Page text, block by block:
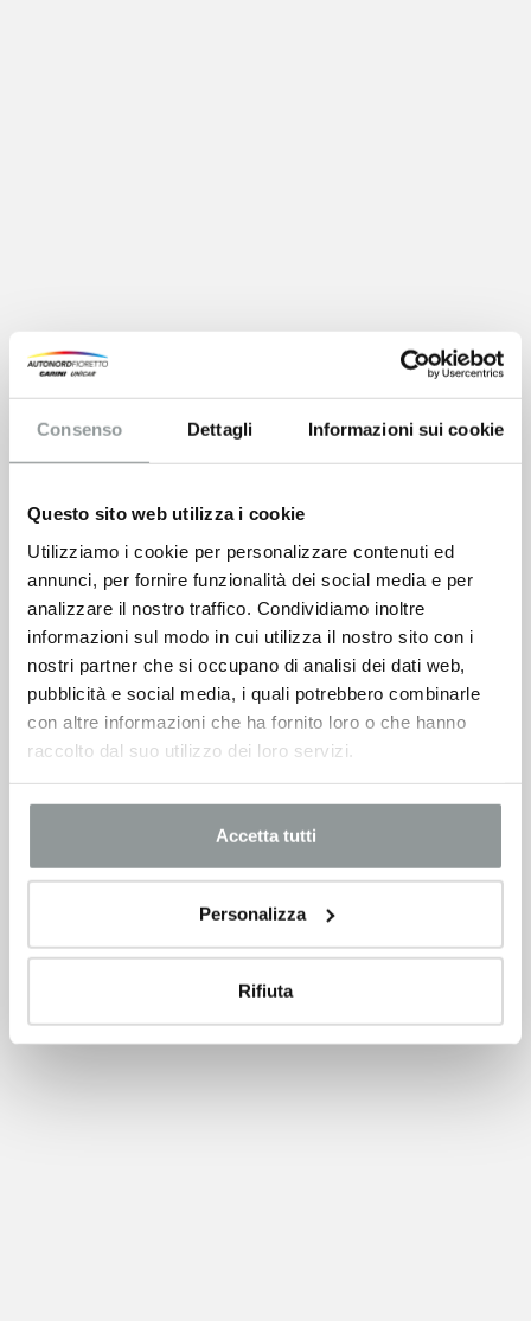
Consenso Dettagli Informazioni sui cookie
Questo sito web utilizza i cookie
Utilizziamo i cookie per personalizzare contenuti ed
annunci, per fornire funzionalità dei social media e per
analizzare il nostro traffico. Condividiamo inoltre
informazioni sul modo in cui utilizza il nostro sito con i
nostri partner che si occupano di analisi dei dati web,
pubblicità e social media, i quali potrebbero combinarle
con altre informazioni che ha fornito loro o che hanno
raccolto dal suo utilizzo dei loro servizi.
Accetta tutti
Personalizza
Rifiuta